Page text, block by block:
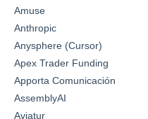
Amuse
Anthropic
Anysphere (Cursor)
Apex Trader Funding
Apporta Comunicación
AssemblyAI
Aviatur